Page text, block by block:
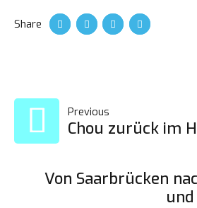
Share
POST
NAVIGATION
Previous
Chou zurück im
Von Saarbrücken